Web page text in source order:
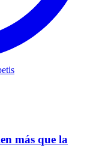
más que la